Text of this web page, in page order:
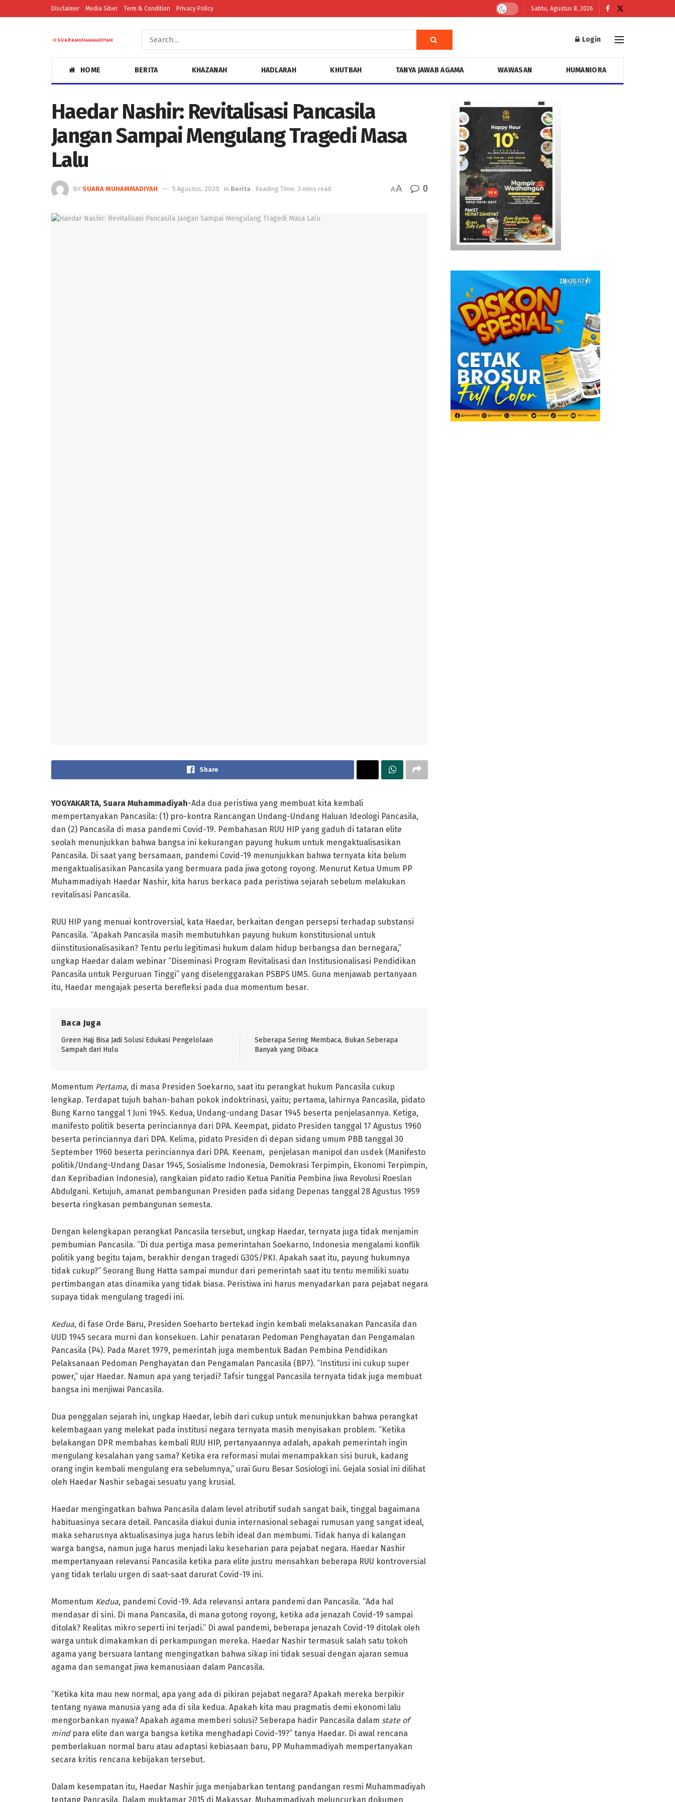
Disclaimer Media Siber Term & Condition Privacy Policy Sabtu, Agustus 8, 2026
Login
HOME BERITA KHAZANAH HADLARAH KHUTBAH TANYA JAWAB AGAMA WAWASAN HUMANIORA
Haedar Nashir: Revitalisasi Pancasila
Jangan Sampai Mengulang Tragedi Masa
Lalu
BY SUARA MUHAMMADIYAH 5 Agustus, 2020 in Berita Reading Time: 3 mins read AA 0
Share
YOGYAKARTA, Suara Muhammadiyah-Ada dua peristiwa yang membuat kita kembali
mempertanyakan Pancasila: (1) pro-kontra Rancangan Undang-Undang Haluan Ideologi Pancasila,
dan (2) Pancasila di masa pandemi Covid-19. Pembahasan RUU HIP yang gaduh di tataran elite
seolah menunjukkan bahwa bangsa ini kekurangan payung hukum untuk mengaktualisasikan
Pancasila. Di saat yang bersamaan, pandemi Covid-19 menunjukkan bahwa ternyata kita belum
mengaktualisasikan Pancasila yang bermuara pada jiwa gotong royong. Menurut Ketua Umum PP
Muhammadiyah Haedar Nashir, kita harus berkaca pada peristiwa sejarah sebelum melakukan
revitalisasi Pancasila.
RUU HIP yang menuai kontroversial, kata Haedar, berkaitan dengan persepsi terhadap substansi
Pancasila. “Apakah Pancasila masih membutuhkan payung hukum konstitusional untuk
diinstitusionalisasikan? Tentu perlu legitimasi hukum dalam hidup berbangsa dan bernegara,”
ungkap Haedar dalam webinar “Diseminasi Program Revitalisasi dan Institusionalisasi Pendidikan
Pancasila untuk Perguruan Tinggi” yang diselenggarakan PSBPS UMS. Guna menjawab pertanyaan
itu, Haedar mengajak peserta berefleksi pada dua momentum besar.
Baca Juga
Green Hajj Bisa Jadi Solusi Edukasi Pengelolaan
Sampah dari Hulu
Seberapa Sering Membaca, Bukan Seberapa
Banyak yang Dibaca
Momentum Pertama, di masa Presiden Soekarno, saat itu perangkat hukum Pancasila cukup
lengkap. Terdapat tujuh bahan-bahan pokok indoktrinasi, yaitu; pertama, lahirnya Pancasila, pidato
Bung Karno tanggal 1 Juni 1945. Kedua, Undang-undang Dasar 1945 beserta penjelasannya. Ketiga,
manifesto politik beserta perinciannya dari DPA. Keempat, pidato Presiden tanggal 17 Agustus 1960
beserta perinciannya dari DPA. Kelima, pidato Presiden di depan sidang umum PBB tanggal 30
September 1960 beserta perinciannya dari DPA. Keenam, penjelasan manipol dan usdek (Manifesto
politik/Undang-Undang Dasar 1945, Sosialisme Indonesia, Demokrasi Terpimpin, Ekonomi Terpimpin,
dan Kepribadian Indonesia), rangkaian pidato radio Ketua Panitia Pembina Jiwa Revolusi Roeslan
Abdulgani. Ketujuh, amanat pembangunan Presiden pada sidang Depenas tanggal 28 Agustus 1959
beserta ringkasan pembangunan semesta.
Dengan kelengkapan perangkat Pancasila tersebut, ungkap Haedar, ternyata juga tidak menjamin
pembumian Pancasila. “Di dua pertiga masa pemerintahan Soekarno, Indonesia mengalami konflik
politik yang begitu tajam, berakhir dengan tragedi G30S/PKI. Apakah saat itu, payung hukumnya
tidak cukup?” Seorang Bung Hatta sampai mundur dari pemerintah saat itu tentu memiliki suatu
pertimbangan atas dinamika yang tidak biasa. Peristiwa ini harus menyadarkan para pejabat negara
supaya tidak mengulang tragedi ini.
Kedua, di fase Orde Baru, Presiden Soeharto bertekad ingin kembali melaksanakan Pancasila dan
UUD 1945 secara murni dan konsekuen. Lahir penataran Pedoman Penghayatan dan Pengamalan
Pancasila (P4). Pada Maret 1979, pemerintah juga membentuk Badan Pembina Pendidikan
Pelaksanaan Pedoman Penghayatan dan Pengamalan Pancasila (BP7). “Institusi ini cukup super
power,” ujar Haedar. Namun apa yang terjadi? Tafsir tunggal Pancasila ternyata tidak juga membuat
bangsa ini menjiwai Pancasila.
Dua penggalan sejarah ini, ungkap Haedar, lebih dari cukup untuk menunjukkan bahwa perangkat
kelembagaan yang melekat pada institusi negara ternyata masih menyisakan problem. “Ketika
belakangan DPR membahas kembali RUU HIP, pertanyaannya adalah, apakah pemerintah ingin
mengulang kesalahan yang sama? Ketika era reformasi mulai menampakkan sisi buruk, kadang
orang ingin kembali mengulang era sebelumnya,” urai Guru Besar Sosiologi ini. Gejala sosial ini dilihat
oleh Haedar Nashir sebagai sesuatu yang krusial.
Haedar mengingatkan bahwa Pancasila dalam level atributif sudah sangat baik, tinggal bagaimana
habituasinya secara detail. Pancasila diakui dunia internasional sebagai rumusan yang sangat ideal,
maka seharusnya aktualisasinya juga harus lebih ideal dan membumi. Tidak hanya di kalangan
warga bangsa, namun juga harus menjadi laku keseharian para pejabat negara. Haedar Nashir
mempertanyaan relevansi Pancasila ketika para elite justru mensahkan beberapa RUU kontroversial
yang tidak terlalu urgen di saat-saat darurat Covid-19 ini.
Momentum Kedua, pandemi Covid-19. Ada relevansi antara pandemi dan Pancasila. “Ada hal
mendasar di sini. Di mana Pancasila, di mana gotong royong, ketika ada jenazah Covid-19 sampai
ditolak? Realitas mikro seperti ini terjadi.” Di awal pandemi, beberapa jenazah Covid-19 ditolak oleh
warga untuk dimakamkan di perkampungan mereka. Haedar Nashir termasuk salah satu tokoh
agama yang bersuara lantang mengingatkan bahwa sikap ini tidak sesuai dengan ajaran semua
agama dan semangat jiwa kemanusiaan dalam Pancasila.
“Ketika kita mau new normal, apa yang ada di pikiran pejabat negara? Apakah mereka berpikir
tentang nyawa manusia yang ada di sila kedua. Apakah kita mau pragmatis demi ekonomi lalu
mengorbankan nyawa? Apakah agama memberi solusi? Seberapa hadir Pancasila dalam state of
mindpara elite dan warga bangsa ketika menghadapi Covid-19?” tanya Haedar. Di awal rencana
pemberlakuan normal baru atau adaptasi kebiasaan baru, PP Muhammadiyah mempertanyakan
secara kritis rencana kebijakan tersebut.
Dalam kesempatan itu, Haedar Nashir juga menjabarkan tentang pandangan resmi Muhammadiyah
tentang Pancasila. Dalam muktamar 2015 di Makassar, Muhammadiyah meluncurkan dokumen